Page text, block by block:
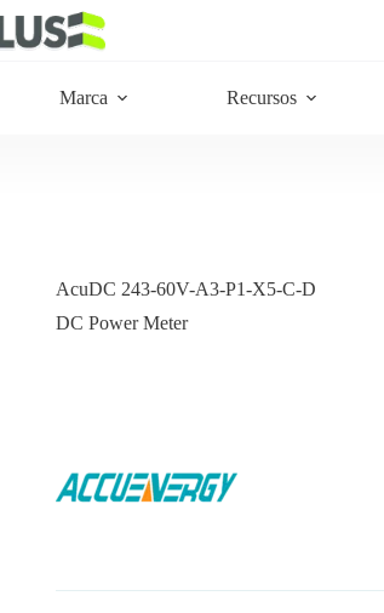
Marca Recursos
AcuDC 243-60V-A3-P1-X5-C-D
DC Power Meter